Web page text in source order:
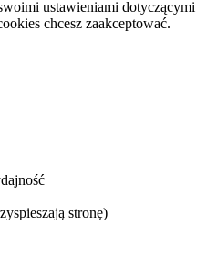
ustawieniami dotyczącymi
chcesz zaakceptować.
stronę)